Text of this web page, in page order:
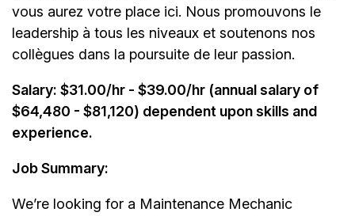
vous aurez votre place ici. Nous promouvons le
leadership à tous les niveaux et soutenons nos
collègues dans la poursuite de leur passion.
Salary: $31.00/hr - $39.00/hr (annual salary of
$64,480 - $81,120) dependent upon skills and
experience.
Job Summary:
We’re looking for a Maintenance Mechanic